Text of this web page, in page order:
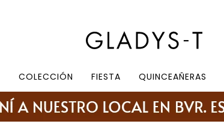
COLECCIÓN FIESTA QUINCEAÑERAS